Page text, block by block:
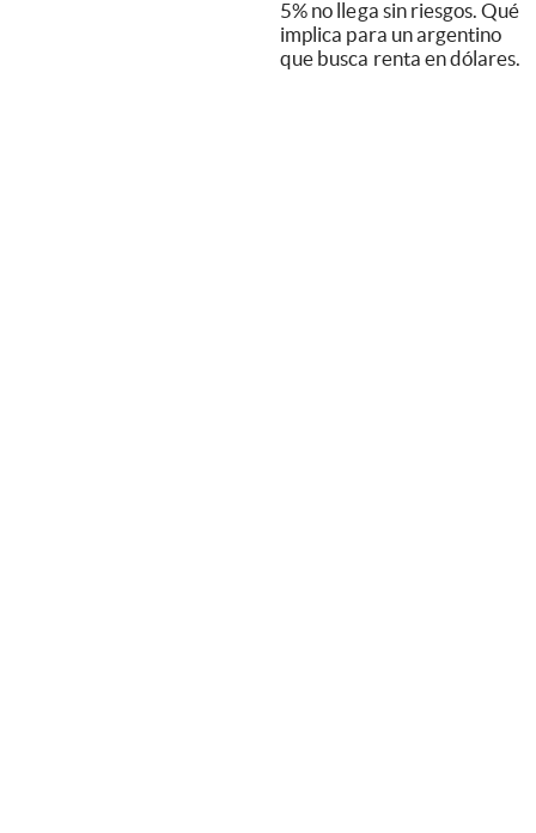
5% no llega sin riesgos. Qué
implica para un argentino
que busca renta en dólares.